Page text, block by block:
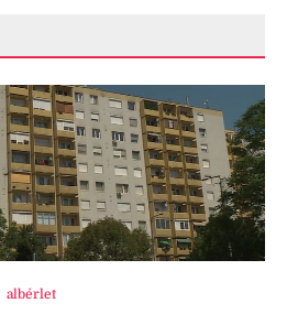
albérlet